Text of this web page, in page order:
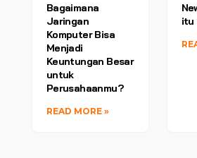
Bagaimana
Jaringan
Komputer Bisa
Menjadi
Keuntungan Besar
untuk
Perusahaanmu?
READ MORE »
itu